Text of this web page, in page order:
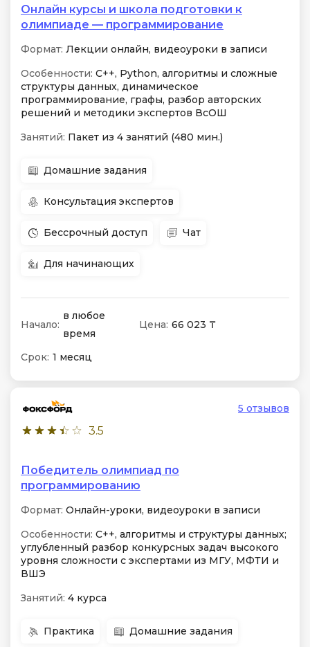
Онлайн курсы и школа подготовки к
олимпиаде — программирование
Формат: Лекции онлайн, видеоуроки в записи
Особенности: C++, Python, алгоритмы и сложные
структуры данных, динамическое
программирование, графы, разбор авторских
решений и методики экспертов ВсОШ
Занятий: Пакет из 4 занятий (480 мин.)
Домашние задания
Консультация экспертов
Бессрочный доступ Чат
Для начинающих
Начало:
в любое
время
Цена: 66 023 ₸
Срок: 1 месяц
3.5
5 отзывов
Победитель олимпиад по
программированию
Формат: Онлайн-уроки, видеоуроки в записи
Особенности: С++, алгоритмы и структуры данных;
углубленный разбор конкурсных задач высокого
уровня сложности с экспертами из МГУ, МФТИ и
ВШЭ
Занятий: 4 курса
Практика Домашние задания